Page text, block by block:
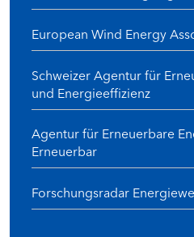
European Wind Energy
Schweizer Agentur für
und Energieeffizienz
Agentur für Erneuerbare
Erneuerbar
Forschungsradar